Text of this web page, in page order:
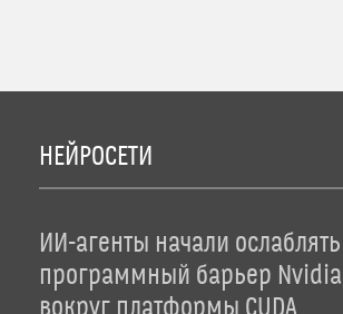
НЕЙРОСЕТИ
ИИ-агенты начали ослаблять
программный барьер Nvidia